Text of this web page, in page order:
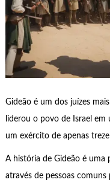
Gideão é um dos juízes
liderou o povo de Israel
um exército de apenas
A história de Gideão é uma
através de pessoas comuns